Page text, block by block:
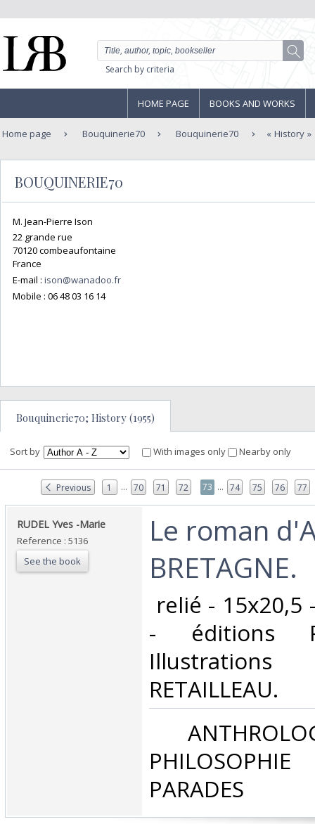
Search by criteria
HOME PAGE BOOKS AND WORKS
Home page Bouquinerie70 Bouquinerie70 History
BOUQUINERIE70
M. Jean-Pierre Ison
22 grande rue
70120 combeaufontaine
France
E-mail : ison@wanadoo.fr
Mobile : 06 48 03 16 14
Bouquinerie70; History (1955)
Sort by With images only Nearby only
Previous 1 ... 70 71 72 73 ... 74 75 76 77
‎RUDEL Yves -Marie‎
Reference : 5136
See the book
‎Le roman
BRETAGNE.‎
relié -
- éditions
RETAILLEAU.‎
PHILOSOPHIE
PARADES‎